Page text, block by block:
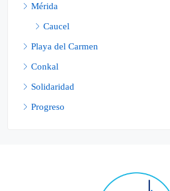
Mérida
Caucel
Playa del Carmen
Conkal
Solidaridad
Progreso